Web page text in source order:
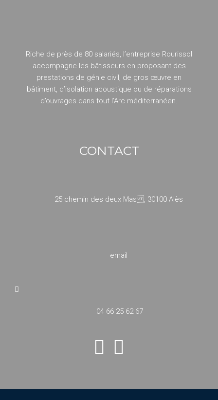
Riche de près de 80 salariés, l’entreprise Rourissol
accompagne les bâtisseurs en proposant des
prestations de génie civil, de gros œuvre en
bâtiment, d’isolation acoustique ou de réparations
d’ouvrages dans tout l’Arc méditerranéen.
CONTACT
25 chemin des deux Mas , 30100 Alès
email
04 66 25 62 67